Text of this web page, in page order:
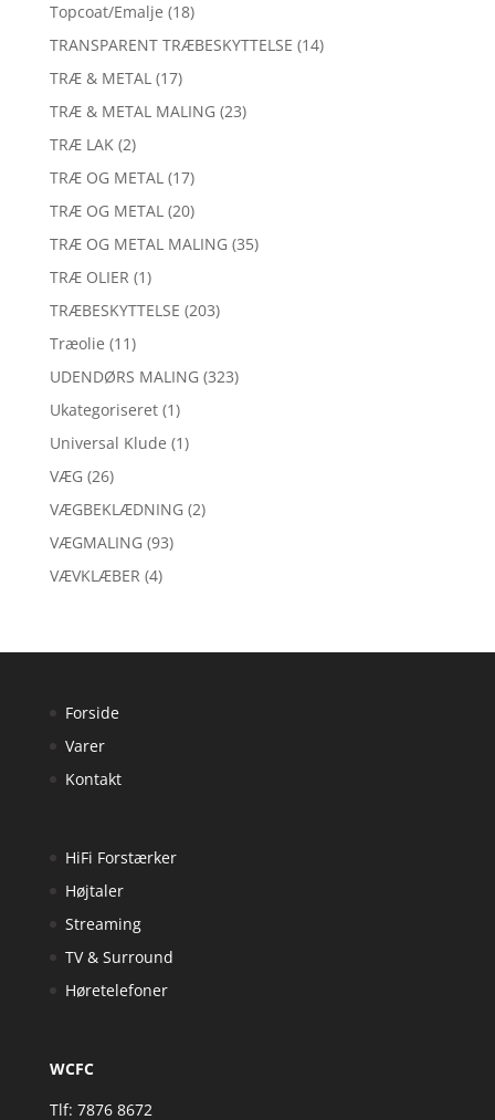
Topcoat/Emalje (18)
TRANSPARENT TRÆBESKYTTELSE (14)
TRÆ & METAL (17)
TRÆ & METAL MALING (23)
TRÆ LAK (2)
TRÆ OG METAL (17)
TRÆ OG METAL (20)
TRÆ OG METAL MALING (35)
TRÆ OLIER (1)
TRÆBESKYTTELSE (203)
Træolie (11)
UDENDØRS MALING (323)
Ukategoriseret (1)
Universal Klude (1)
VÆG (26)
VÆGBEKLÆDNING (2)
VÆGMALING (93)
VÆVKLÆBER (4)
Forside
Varer
Kontakt
HiFi Forstærker
Højtaler
Streaming
TV & Surround
Høretelefoner
WCFC
Tlf: 7876 8672